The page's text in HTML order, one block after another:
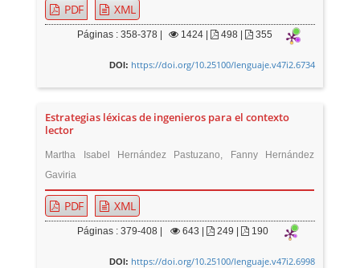
PDF XML
Páginas : 358-378 | 1424 | 498 | 355
DOI: https://doi.org/10.25100/lenguaje.v47i2.6734
Estrategias léxicas de ingenieros para el contexto
lector
Martha Isabel Hernández Pastuzano, Fanny Hernández
Gaviria
PDF XML
Páginas : 379-408 | 643 | 249 | 190
DOI: https://doi.org/10.25100/lenguaje.v47i2.6998